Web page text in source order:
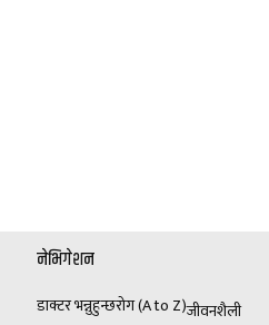
नेभिगेशन
डाक्टर भन्नुहुन्छरोग (A to Z)जीवनशैली